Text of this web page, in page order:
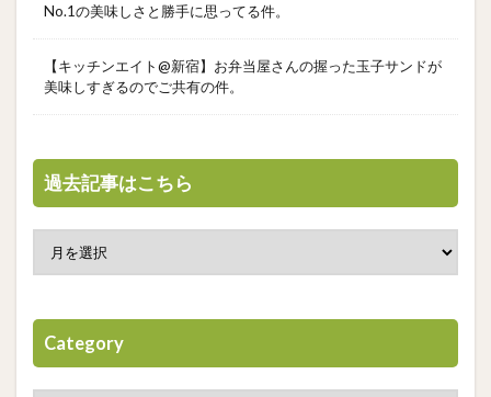
No.1の美味しさと勝手に思ってる件。
【キッチンエイト@新宿】お弁当屋さんの握った玉子サンドが
美味しすぎるのでご共有の件。
過去記事はこちら
Category